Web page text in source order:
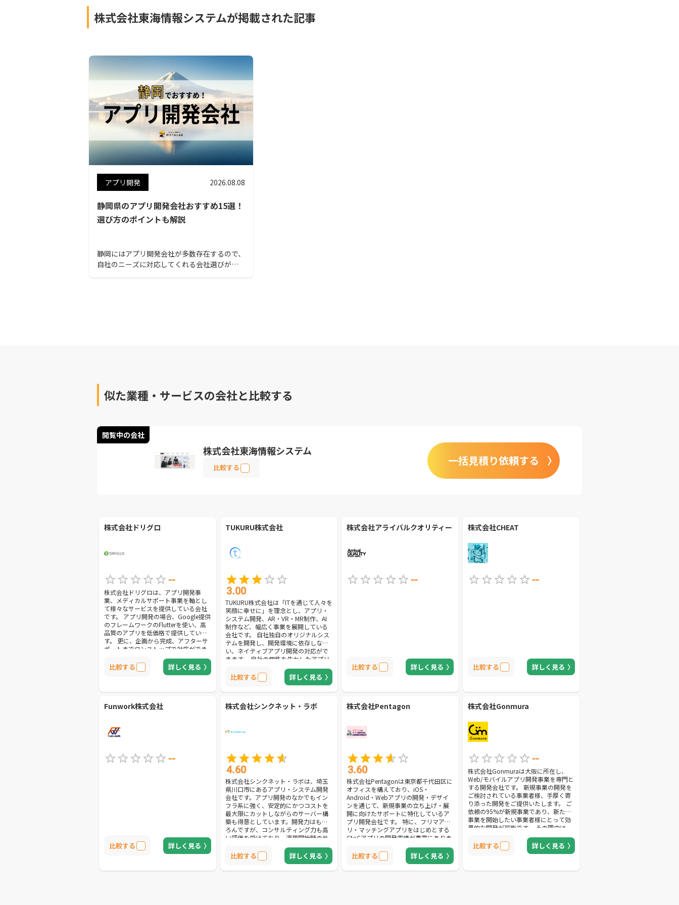
株式会社東海情報システムが掲載された記事
アプリ開発 2026.08.08
静岡県のアプリ開発会社おすすめ15選！
選び方のポイントも解説
静岡にはアプリ開発会社が多数存在するので、
自社のニーズに対応してくれる会社選びが重
似た業種・サービスの会社と比較する
閲覧中の会社
株式会社東海情報システム
比較する 一括見積り依頼する
株式会社ドリグロ
--
株式会社ドリグロは、アプリ開発事
業、メディカルサポート事業を軸とし
て様々なサービスを提供している会社
です。 アプリ開発の場合、Google提供
のフレームワークのFlutterを使い、高
品質のアプリを低価格で提供していま
す。 更に、企画から完成、アフターサ
ポートまでワンストップで対応ができ
るという強みがあります。 アプリ開発
以外にも、ホームページ・LPの制作も
対応して貰える、ITの領域で幅広くサ
比較する 詳しく見る
TUKURU株式会社
3.00
TUKURU株式会社は「ITを通じて人々を
笑顔に幸せに」を理念とし、アプリ・
システム開発、AR・VR・MR制作、AI
制作など、幅広く事業を展開している
会社です。 自社独自のオリジナルシス
テムを開発し、開発環境に依存しな
い、ネイティブアプリ開発の対応がで
きます。 自社の個性を生かしたアプリ
開発の案件を依頼しようとする会社様
には最適な会社です。
比較する 詳しく見る
株式会社アライバルクオリティー
--
比較する 詳しく見る
株式会社CHEAT
--
比較する 詳しく見る
Funwork株式会社
--
比較する 詳しく見る
株式会社シンクネット・ラボ
4.60
株式会社シンクネット・ラボは、埼玉
県川口市にあるアプリ・システム開発
会社です。アプリ開発のなかでもイン
フラ系に強く、安定的にかつコストを
最大限にカットしながらのサーバー構
築も得意としています。開発力はもち
ろんですが、コンサルティング力も高
い評価を受けており、運用開始時のサ
ポートの手厚さからプロジェクトの成
功に導いてくれることでしょう。依頼
者の理想をしっかりとヒアリングした
うえで、確実に思い描いた理想や戦略
比較する 詳しく見る
株式会社Pentagon
3.60
株式会社Pentagonは東京都千代田区に
オフィスを構えており、iOS・
Android・Webアプリの開発・デザイ
ンを通じて、新規事業の立ち上げ・展
開に向けたサポートに特化しているア
プリ開発会社です。 特に、フリマアプ
リ・マッチングアプリをはじめとする
CtoCアプリの開発実績が豊富にありま
す。 開発といった技術的な部分だけで
はなく、UX(ユーザー体験)・UI(ユーザ
ーインターフェース)デザインなどの感
覚的な部分までサポートしており、
比較する 詳しく見る
株式会社Gonmura
--
株式会社Gonmuraは大阪に所在し、
Web/モバイルアプリ開発事業を専門と
する開発会社です。 新規事業の開発を
ご検討されている事業者様、手厚く寄
り添った開発をご提供いたします。 ご
依頼の95%が新規事業であり、新たに
事業を開始したい事業者様にとって効
果的な開発が可能です。 その理由は、
弊社が受託開発だけでなく、自社アプ
リも開発・運用しているためそのノウ
ハウを設計・デザイン・開発に活用で
比較する 詳しく見る